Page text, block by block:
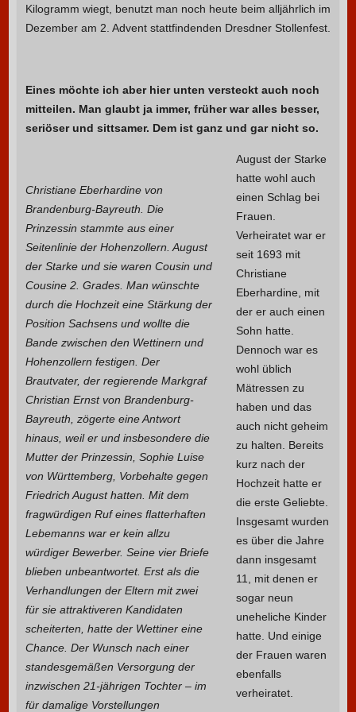
Kilogramm wiegt, benutzt man noch heute beim alljährlich im
Dezember am 2. Advent stattfindenden Dresdner Stollenfest.
Eines möchte ich aber hier unten versteckt auch noch
mitteilen. Man glaubt ja immer, früher war alles besser,
seriöser und sittsamer. Dem ist ganz und gar nicht so.
Christiane Eberhardine von
Brandenburg-Bayreuth. Die
Prinzessin stammte aus einer
Seitenlinie der Hohenzollern. August
der Starke und sie waren Cousin und
Cousine 2. Grades. Man wünschte
durch die Hochzeit eine Stärkung der
Position Sachsens und wollte die
Bande zwischen den Wettinern und
Hohenzollern festigen. Der
Brautvater, der regierende Markgraf
Christian Ernst von Brandenburg-
Bayreuth, zögerte eine Antwort
hinaus, weil er und insbesondere die
Mutter der Prinzessin, Sophie Luise
von Württemberg, Vorbehalte gegen
Friedrich August hatten. Mit dem
fragwürdigen Ruf eines flatterhaften
Lebemanns war er kein allzu
würdiger Bewerber. Seine vier Briefe
blieben unbeantwortet. Erst als die
Verhandlungen der Eltern mit zwei
für sie attraktiveren Kandidaten
scheiterten, hatte der Wettiner eine
Chance. Der Wunsch nach einer
standesgemäßen Versorgung der
inzwischen 21-jährigen Tochter – im
für damalige Vorstellungen
August der Starke
hatte wohl auch
einen Schlag bei
Frauen.
Verheiratet war er
seit 1693 mit
Christiane
Eberhardine, mit
der er auch einen
Sohn hatte.
Dennoch war es
wohl üblich
Mätressen zu
haben und das
auch nicht geheim
zu halten. Bereits
kurz nach der
Hochzeit hatte er
die erste Geliebte.
Insgesamt wurden
es über die Jahre
dann insgesamt
11, mit denen er
sogar neun
uneheliche Kinder
hatte. Und einige
der Frauen waren
ebenfalls
verheiratet.